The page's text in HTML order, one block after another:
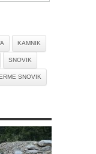
KAMNIK
SNOVIK
SNOVIK